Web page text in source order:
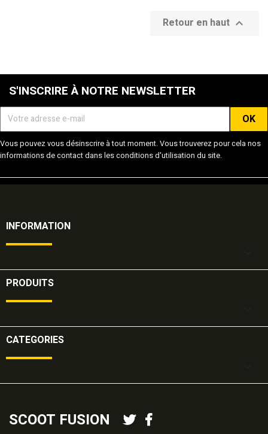
Retour en haut 
S'INSCRIRE À NOTRE NEWSLETTER
Vous pouvez vous désinscrire à tout moment. Vous trouverez pour cela nos
informations de contact dans les conditions d'utilisation du site.
INFORMATION
PRODUITS
CATEGORIES
SCOOT FUSION